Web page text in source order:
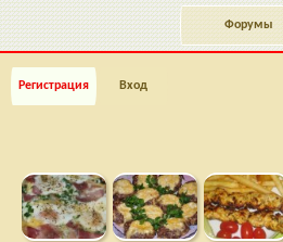
Форумы
Регистрация Вход